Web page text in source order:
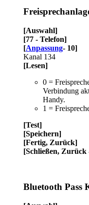
[Auswahl]
[77 - Telefon]
[Anpassung- 10]
Kanal 134
[Lesen]
0 =
Verbindung
Handy.
1 =
[Test]
[Speichern]
[Fertig, Zurück]
[Schließen, Zurück
Bluetooth Pass